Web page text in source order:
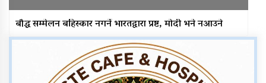
बौद्ध सम्मेलन बहिस्कार नगर्ने भारतद्वारा प्रष्ट, मोदी भने नआउने